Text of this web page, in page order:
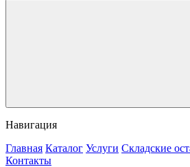
Навигация
Главная Каталог Услуги Складские
Контакты